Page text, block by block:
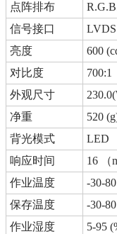
点阵排布
信号接口
LVDS
亮度
600
对比度
700:1
外观尺寸
净重
520
背光模式
LED
响应时间
16 （
作业温度
-30-
保存温度
-30-
作业湿度
5-95